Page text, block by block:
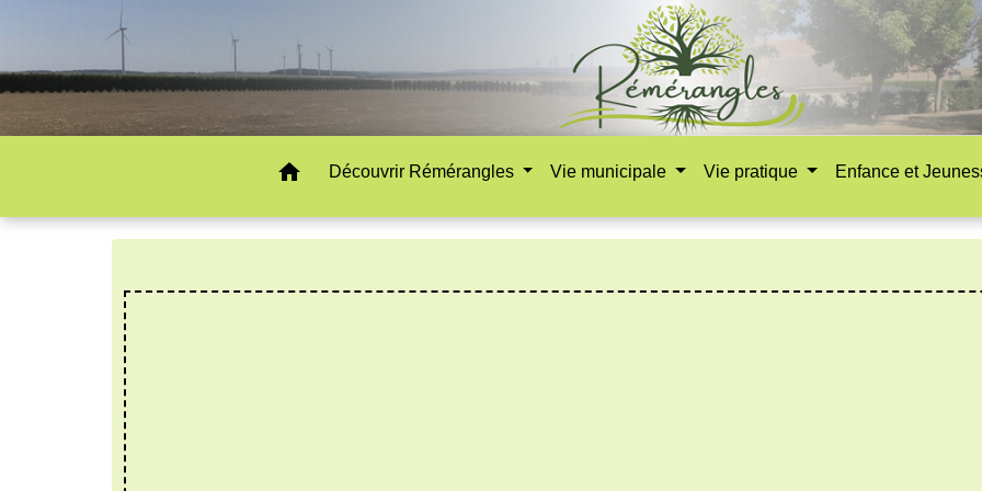
home Découvrir Rémérangles Vie municipale Vie pratique Enfance et